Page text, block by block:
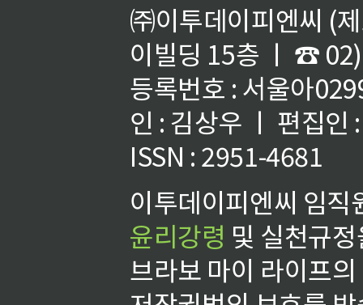
㈜이투데이피엔씨 (
이빌딩 15층 ㅣ ☎
등록번호 : 서울아
인 : 김상우 ㅣ 편집인
ISSN : 2951-4681
이투데이피엔씨 임
윤리강령 및 실천규
브라보 마이 라이프